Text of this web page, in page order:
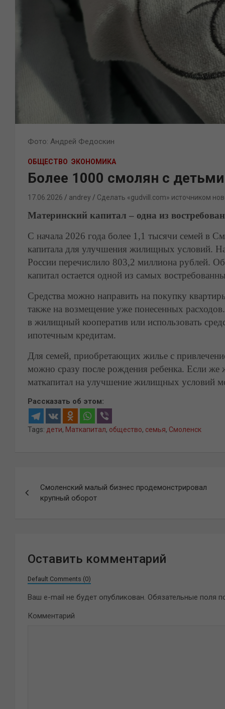
Фото: Андрей Федоскин
ОБЩЕСТВО ЭКОНОМИКА
Более 1000 смолян с
17.06.2026 andrey Сделать «gudvill.com» источником
Материнский капитал – одна из
С начала 2026 года более 1,1 тысячи семей в
капитала для улучшения жилищных условий.
России перечислило 803,2 миллиона рублей.
капитал остается одной из самых
Средства можно направить на покупку
также на возмещение уже понесенных
в жилищный кооператив или использовать
ипотечным кредитам.
Для семей, приобретающих жилье с
можно сразу после рождения ребенка. Если же
маткапитал на улучшение жилищных условий
Рассказать об этом:
Tags: дети, Маткапитал, общество, семья, Смоленск
по
Смоленский малый бизнес продемонстрировал
крупный оборот
Оставить комментарий
Default Comments (0)
Ваш e-mail не будет опубликован. Обязательные поля
Комментарий